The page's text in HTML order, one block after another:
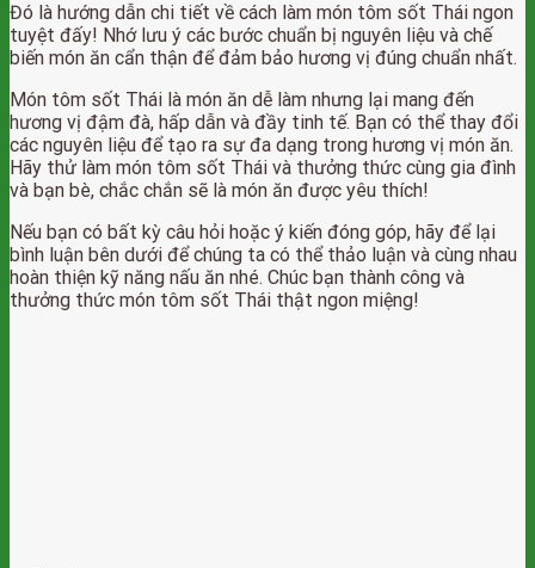
Đó là hướng dẫn chi tiết về cách làm món tôm sốt Thái ngon
tuyệt đấy! Nhớ lưu ý các bước chuẩn bị nguyên liệu và chế
biến món ăn cẩn thận để đảm bảo hương vị đúng chuẩn nhất.
Món tôm sốt Thái là món ăn dễ làm nhưng lại mang đến
hương vị đậm đà, hấp dẫn và đầy tinh tế. Bạn có thể thay đổi
các nguyên liệu để tạo ra sự đa dạng trong hương vị món ăn.
Hãy thử làm món tôm sốt Thái và thưởng thức cùng gia đình
và bạn bè, chắc chắn sẽ là món ăn được yêu thích!
Nếu bạn có bất kỳ câu hỏi hoặc ý kiến đóng góp, hãy để lại
bình luận bên dưới để chúng ta có thể thảo luận và cùng nhau
hoàn thiện kỹ năng nấu ăn nhé. Chúc bạn thành công và
thưởng thức món tôm sốt Thái thật ngon miệng!